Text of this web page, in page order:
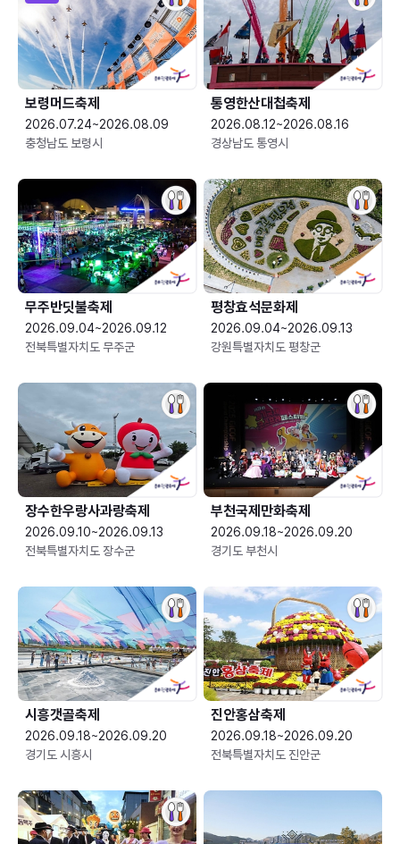
보령머드축제
2026.07.24~2026.08.09
충청남도 보령시
통영한산대첩축제
2026.08.12~2026.08.16
경상남도 통영시
무주반딧불축제
2026.09.04~2026.09.12
전북특별자치도 무주군
평창효석문화제
2026.09.04~2026.09.13
강원특별자치도 평창군
장수한우랑사과랑축제
2026.09.10~2026.09.13
전북특별자치도 장수군
부천국제만화축제
2026.09.18~2026.09.20
경기도 부천시
시흥갯골축제
2026.09.18~2026.09.20
경기도 시흥시
진안홍삼축제
2026.09.18~2026.09.20
전북특별자치도 진안군